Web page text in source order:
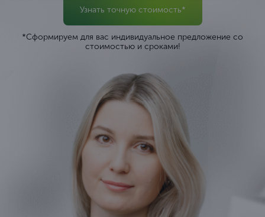
Узнать точную стоимость*
*Сформируем для вас индивидуальное предложение со
стоимостью и сроками!